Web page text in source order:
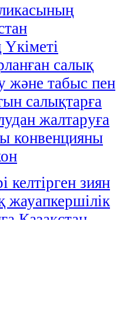
Үкiметi
салық
және табыс пен
салықтарға
жалтаруға
конвенцияны
келтiрген зиян
жауапкершiлiк
Қазақстан